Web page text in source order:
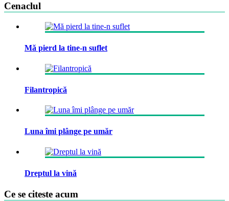
Cenaclul
Mă pierd la tine-n suflet
Filantropică
Luna îmi plânge pe umăr
Dreptul la vină
Ce se citeste acum